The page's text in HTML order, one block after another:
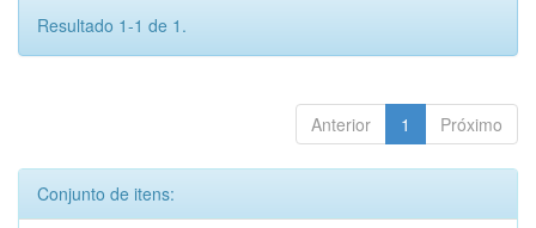
Resultado 1-1 de 1.
Anterior 1 Próximo
Conjunto de itens: